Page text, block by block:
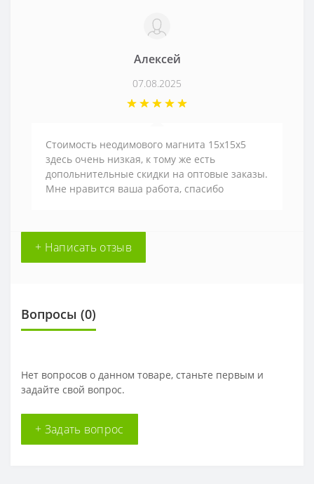
Алексей
07.08.2025
Стоимость неодимового магнита 15х15х5
здесь очень низкая, к тому же есть
допольнительные скидки на оптовые заказы.
Мне нравится ваша работа, спасибо
+ Написать отзыв
Вопросы (0)
Нет вопросов о данном товаре, станьте первым и
задайте свой вопрос.
+ Задать вопрос